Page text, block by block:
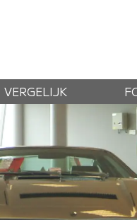
VERGELIJK